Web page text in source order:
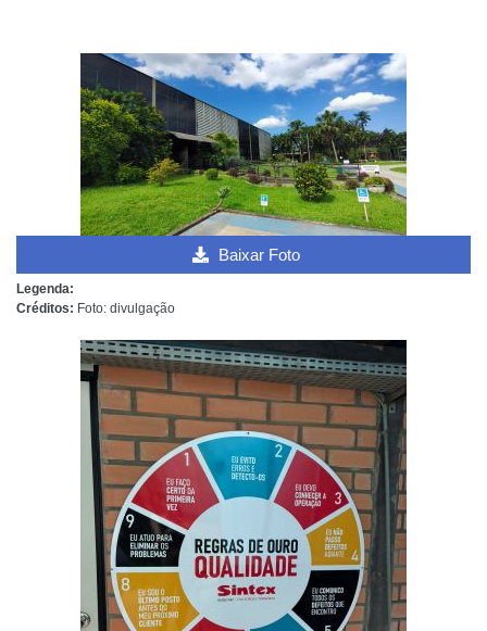
Baixar Foto
Legenda:
Créditos: Foto: divulgação